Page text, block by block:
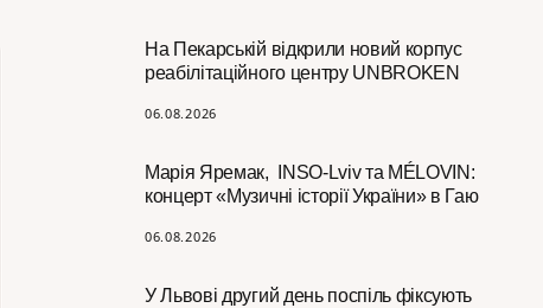
На Пекарській відкрили новий корпус
реабілітаційного центру UNBROKEN
06.08.2026
Марія Яремак, INSO-Lviv та MÉLOVIN:
концерт «Музичні історії України» в Гаю
06.08.2026
У Львові другий день поспіль фіксують